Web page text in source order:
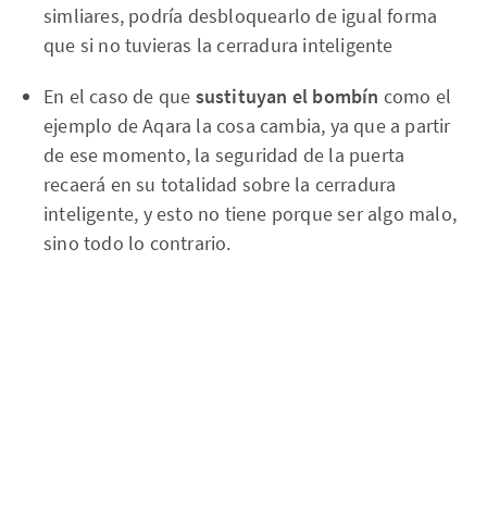
simliares, podría desbloquearlo de igual forma
que si no tuvieras la cerradura inteligente
En el caso de que sustituyan el bombín como el
ejemplo de Aqara la cosa cambia, ya que a partir
de ese momento, la seguridad de la puerta
recaerá en su totalidad sobre la cerradura
inteligente, y esto no tiene porque ser algo malo,
sino todo lo contrario.